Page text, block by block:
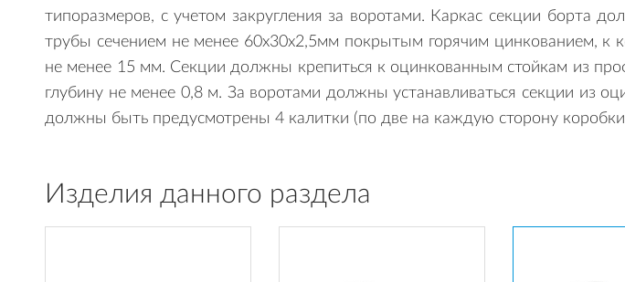
типоразмеров, с учетом закругления за воротами. Каркас секции борта
трубы сечением не менее 60х30х2,5мм покрытым горячим цинкованием, к
не менее 15 мм. Секции должны крепиться к оцинкованным стойкам из
глубину не менее 0,8 м. За воротами должны устанавливаться секции из
должны быть предусмотрены 4 калитки (по две на каждую сторону
Изделия данного раздела